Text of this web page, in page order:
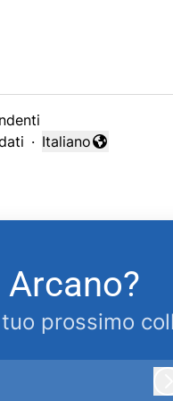
·
Cambia lingua
Italiano
prossimo